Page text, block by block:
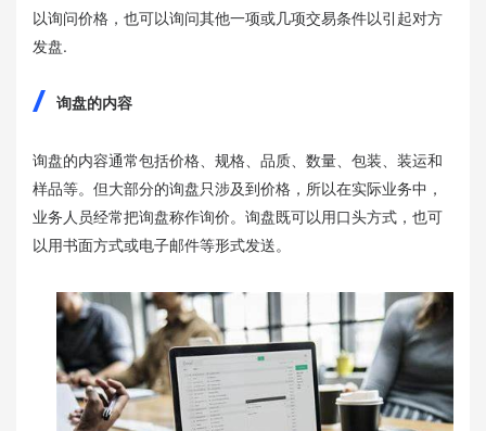
以询问价格，也可以询问其他一项或几项交易条件以引起对方
发盘.
询盘的内容
询盘的内容通常包括价格、规格、品质、数量、包装、装运和
样品等。但大部分的询盘只涉及到价格，所以在实际业务中，
业务人员经常把询盘称作询价。询盘既可以用口头方式，也可
以用书面方式或电子邮件等形式发送。